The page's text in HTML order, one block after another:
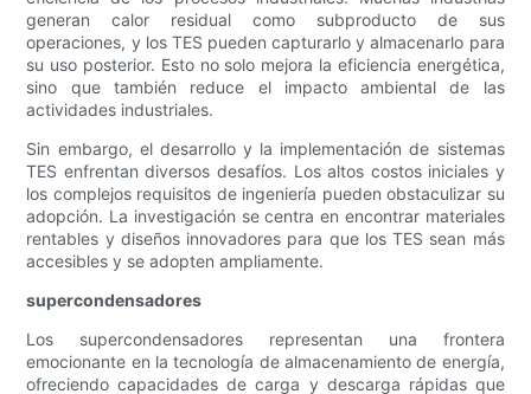
generan calor residual como subproducto de sus
operaciones, y los TES pueden capturarlo y almacenarlo para
su uso posterior. Esto no solo mejora la eficiencia energética,
sino que también reduce el impacto ambiental de las
actividades industriales.
Sin embargo, el desarrollo y la implementación de sistemas
TES enfrentan diversos desafíos. Los altos costos iniciales y
los complejos requisitos de ingeniería pueden obstaculizar su
adopción. La investigación se centra en encontrar materiales
rentables y diseños innovadores para que los TES sean más
accesibles y se adopten ampliamente.
supercondensadores
Los supercondensadores representan una frontera
emocionante en la tecnología de almacenamiento de energía,
ofreciendo capacidades de carga y descarga rápidas que